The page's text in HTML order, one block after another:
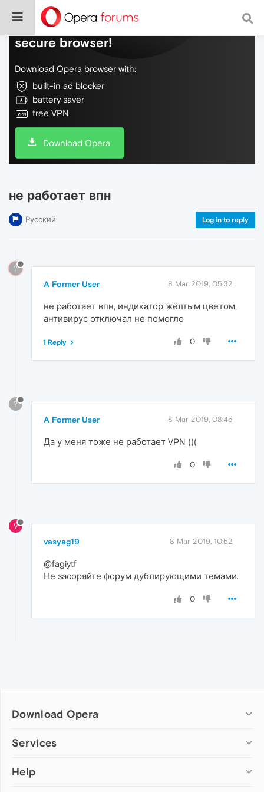
Do more on the web, with a fast and
secure browser!
Download Opera browser with:
built-in ad blocker
battery saver
free VPN
Download Opera
не работает впн
Русский Log in to reply
?
A Former User 8 Mar 2019, 05:32
не работает впн, индикатор жёлтым цветом,
антивирус отключал не помогло
0
1 Reply
?
A Former User 8 Mar 2019, 08:45
Да у меня тоже не работает VPN (((
0
V
vasyag19 8 Mar 2019, 10:52
@fagiytf
Не засоряйте форум дублирующими темами.
0
Download Opera
Computer browsers
Opera for Mac
Services
Add-ons
Help